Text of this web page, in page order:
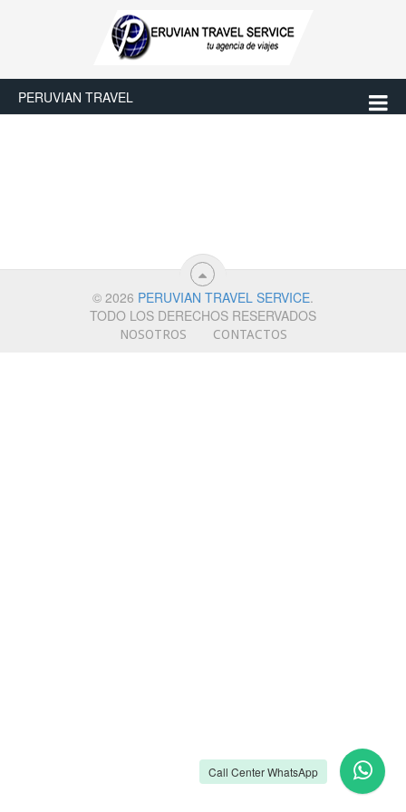
Call Center WhatsApp
PERUVIAN TRAVEL
© 2026 PERUVIAN TRAVEL SERVICE.
TODO LOS DERECHOS RESERVADOS
NOSOTROS CONTACTOS